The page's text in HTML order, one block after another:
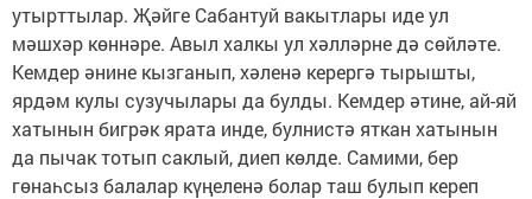
утырттылар. Җәйге Сабантуй вакытлары иде ул
мәшхәр көннәре. Авыл халкы ул хәлләрне дә сөйләте.
Кемдер әнине кызганып, хәленә керергә тырышты,
ярдәм кулы сузучылары да булды. Кемдер әтине, ай-яй
хатынын бигрәк ярата инде, булнистә яткан хатынын
да пычак тотып саклый, диеп көлде. Самими, бер
гөнаһсыз балалар күңеленә болар таш булып кереп